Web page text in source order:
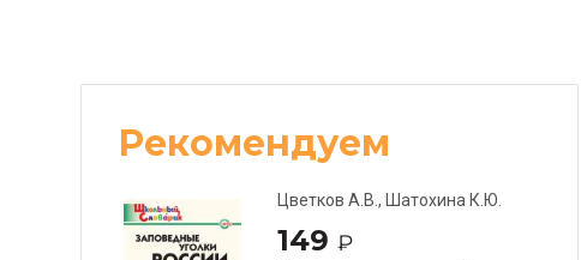
Рекомендуем
Цветков А.В., Шатохина К.Ю.
149 ₽